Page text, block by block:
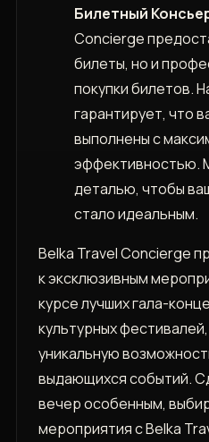
Билетный
Concierge
билеты, но и
покупки билетов.
гарантирует, что
выполнены с
эффективностью.
деталью, чтобы
стало идеальным.
Belka Travel Concierge
к эксклюзивным
курсе лучших гала-
культурных
уникальную
выдающихся событий.
вечер особенным,
мероприятия с Belka